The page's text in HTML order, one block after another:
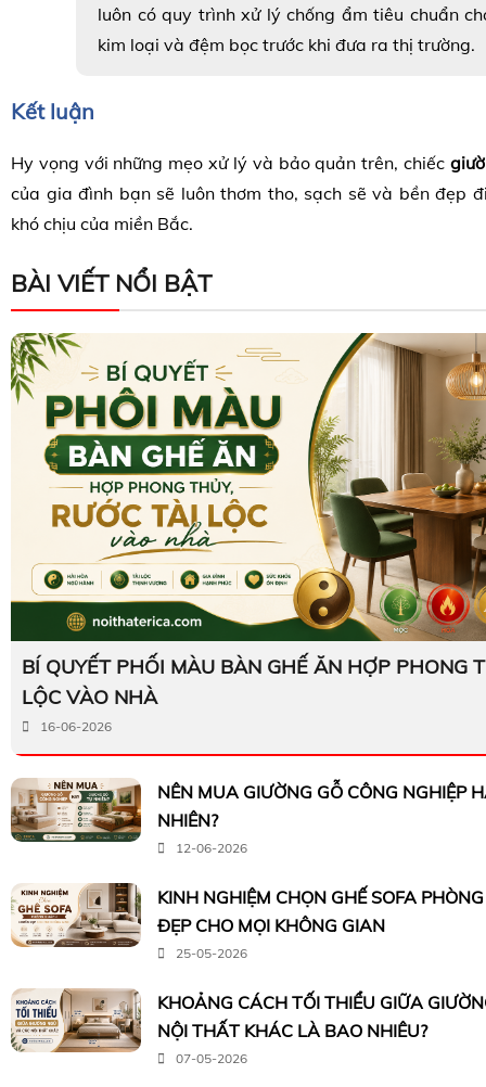
luôn có quy trình xử lý chống ẩm tiêu chuẩn
kim loại và đệm bọc trước khi đưa ra thị trường.
Kết luận
Hy vọng với những mẹo xử lý và bảo quản trên, chiếc
của gia đình bạn sẽ luôn thơm tho, sạch sẽ và bền đẹp
khó chịu của miền Bắc.
BÀI VIẾT NỔI BẬT
BÍ QUYẾT PHỐI MÀU BÀN GHẾ ĂN HỢP PHONG
LỘC VÀO NHÀ
16-06-2026
NÊN MUA GIƯỜNG GỖ CÔNG NGHIỆP
NHIÊN?
12-06-2026
KINH NGHIỆM CHỌN GHẾ SOFA
ĐẸP CHO MỌI KHÔNG GIAN
25-05-2026
KHOẢNG CÁCH TỐI THIỂU GIỮA
NỘI THẤT KHÁC LÀ BAO NHIÊU?
07-05-2026